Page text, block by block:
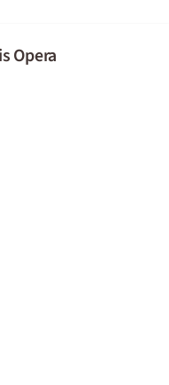
Opera